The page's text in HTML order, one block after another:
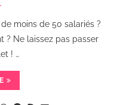
moins de 50 salariés ?
? Ne laissez pas passer
! …